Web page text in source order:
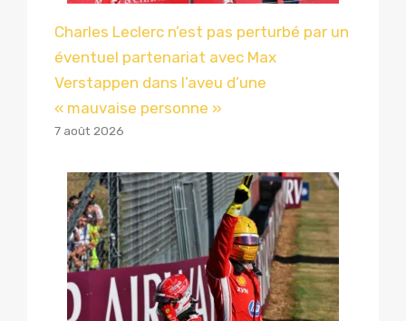
Charles Leclerc n’est pas perturbé par un
éventuel partenariat avec Max
Verstappen dans l’aveu d’une
« mauvaise personne »
7 août 2026